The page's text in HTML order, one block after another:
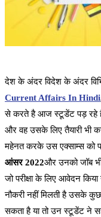
देश के अंदर विदेश के अंदर
Current Affairs In Hindi
से करते है आज स्टूडेंट पड़ रहे है
और वह उसके लिए तैयारी भी
महेनत करके उस एक्साम्स को
आंसर 2022और उनको जॉब भी
जो परीक्षा के लिए आवेदन
नौकरी नहीं मिलती है उसके
सकता है या तो उन स्टूडेंट ने